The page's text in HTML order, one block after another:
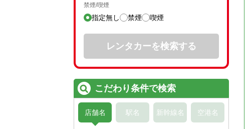
禁煙/喫煙
指定無し 禁煙 喫煙
レンタカーを検索する
こだわり条件で検索
店舗名 駅名 新幹線名 空港名